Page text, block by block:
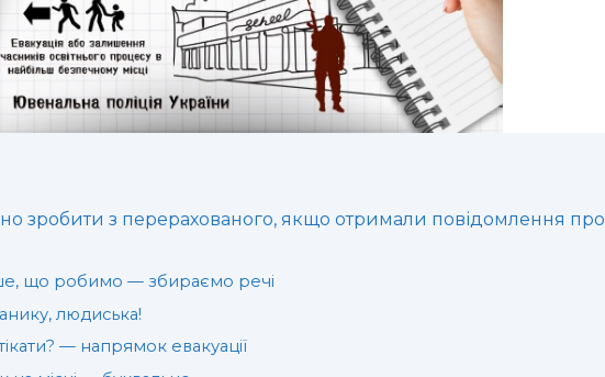
зробити з перерахованого, якщо отримали повідомлення про
що робимо — збираємо речі
людиська!
— напрямок евакуації